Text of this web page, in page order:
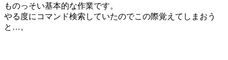
ものっそい基本的な作業です。
やる度にコマンド検索していたのでこの際覚えてしまおう
と…。